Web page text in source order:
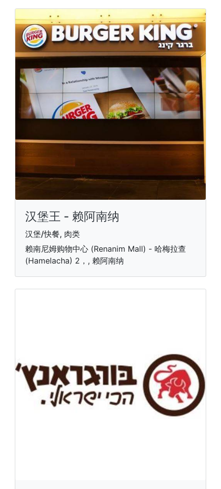
汉堡王 - 赖阿南纳
汉堡/快餐, 肉类
赖南尼姆购物中心 (Renanim Mall) - 哈梅拉查
(Hamelacha) 2，, 赖阿南纳